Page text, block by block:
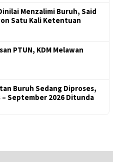
Menzalimi Buruh, Said
Satu Kali Ketentuan
PTUN, KDM Melawan
Buruh Sedang Diproses,
– September 2026 Ditunda